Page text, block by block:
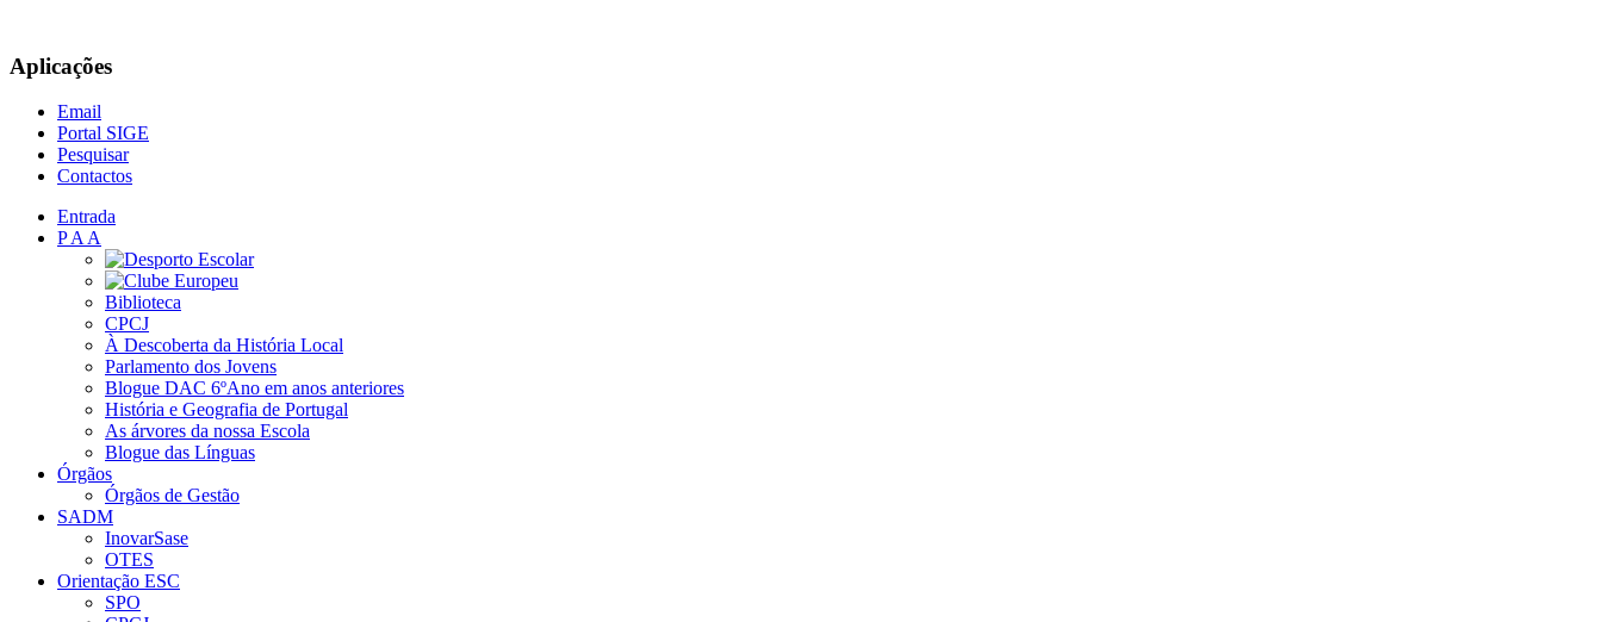
Aplicações
Email
Portal SIGE
Pesquisar
Contactos
Entrada
P A A
Biblioteca
CPCJ
À Descoberta da História Local
Parlamento dos Jovens
Blogue DAC 6ºAno em anos anteriores
História e Geografia de Portugal
As árvores da nossa Escola
Blogue das Línguas
Órgãos
Órgãos de Gestão
SADM
InovarSase
OTES
Orientação ESC
SPO